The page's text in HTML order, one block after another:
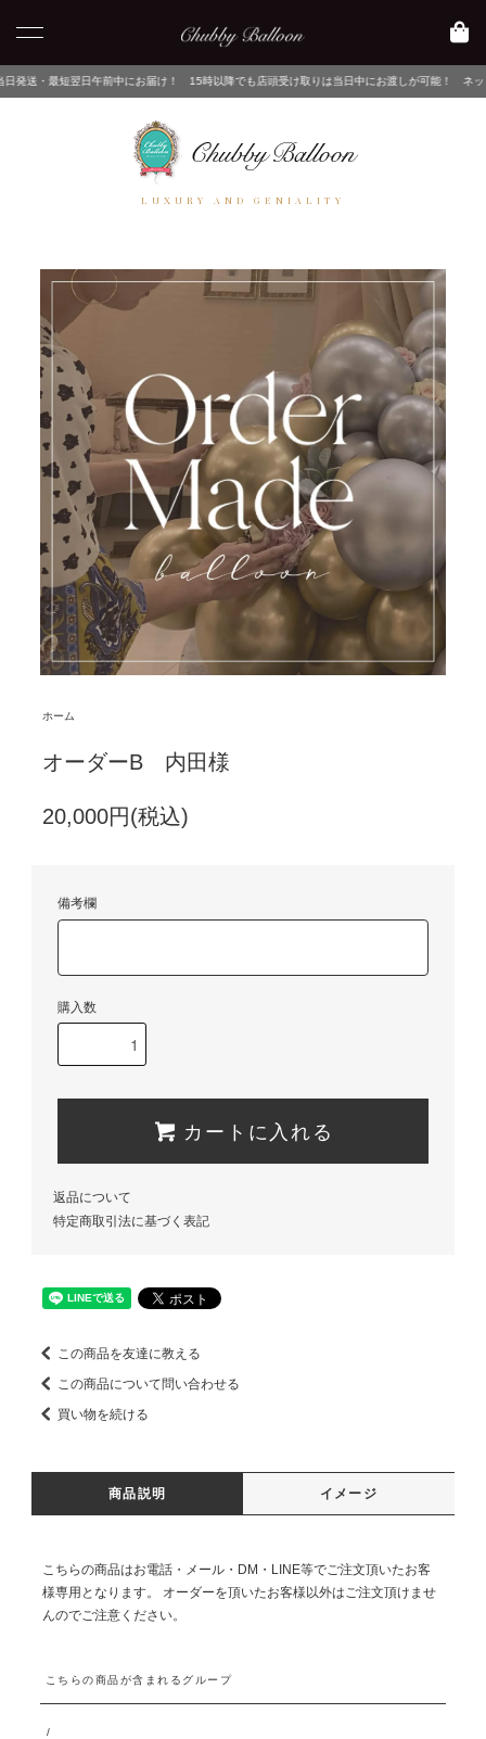
午前中にお届け！ 15時以降でも店頭受け取りは当日中にお渡しが可能！ ネットでご注文後、
LUXURY AND GENIALITY
ホーム
オーダーB 内田様
20,000円(税込)
備考欄
購入数
カートに入れる
返品について
特定商取引法に基づく表記
この商品を友達に教える
この商品について問い合わせる
買い物を続ける
商品説明 イメージ
こちらの商品はお電話・メール・DM・LINE等でご注文頂いたお客
様専用となります。 オーダーを頂いたお客様以外はご注文頂けませ
んのでご注意ください。
こちらの商品が含まれるグループ
/